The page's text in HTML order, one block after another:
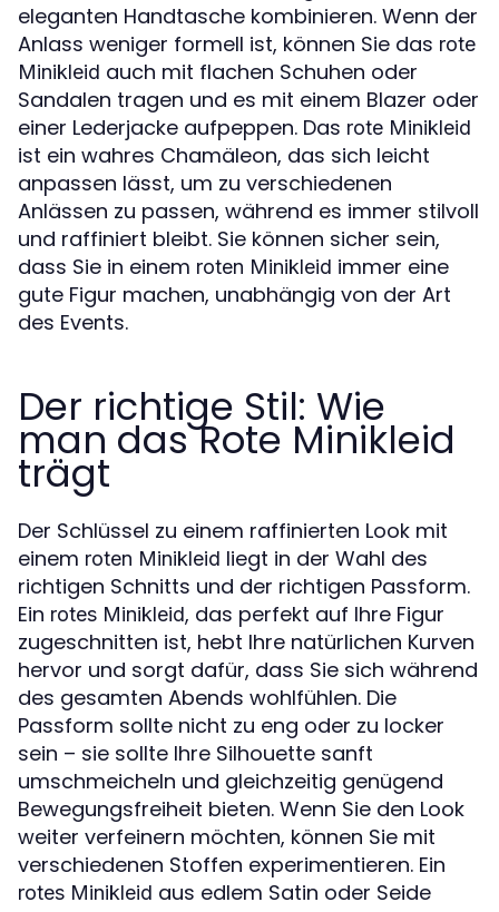
eleganten Handtasche kombinieren. Wenn der
Anlass weniger formell ist, können Sie das rote
Minikleid auch mit flachen Schuhen oder
Sandalen tragen und es mit einem Blazer oder
einer Lederjacke aufpeppen. Das rote Minikleid
ist ein wahres Chamäleon, das sich leicht
anpassen lässt, um zu verschiedenen
Anlässen zu passen, während es immer stilvoll
und raffiniert bleibt. Sie können sicher sein,
dass Sie in einem roten Minikleid immer eine
gute Figur machen, unabhängig von der Art
des Events.
Der richtige Stil: Wie
man das Rote Minikleid
trägt
Der Schlüssel zu einem raffinierten Look mit
einem roten Minikleid liegt in der Wahl des
richtigen Schnitts und der richtigen Passform.
Ein rotes Minikleid, das perfekt auf Ihre Figur
zugeschnitten ist, hebt Ihre natürlichen Kurven
hervor und sorgt dafür, dass Sie sich während
des gesamten Abends wohlfühlen. Die
Passform sollte nicht zu eng oder zu locker
sein – sie sollte Ihre Silhouette sanft
umschmeicheln und gleichzeitig genügend
Bewegungsfreiheit bieten. Wenn Sie den Look
weiter verfeinern möchten, können Sie mit
verschiedenen Stoffen experimentieren. Ein
rotes Minikleid aus edlem Satin oder Seide